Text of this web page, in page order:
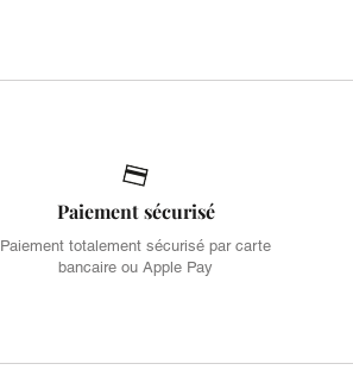
Paiement sécurisé
Paiement totalement sécurisé par carte
bancaire ou Apple Pay